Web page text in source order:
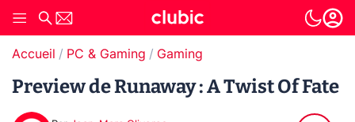
Accueil PC & Gaming Gaming
Preview de Runaway : A Twist Of Fate